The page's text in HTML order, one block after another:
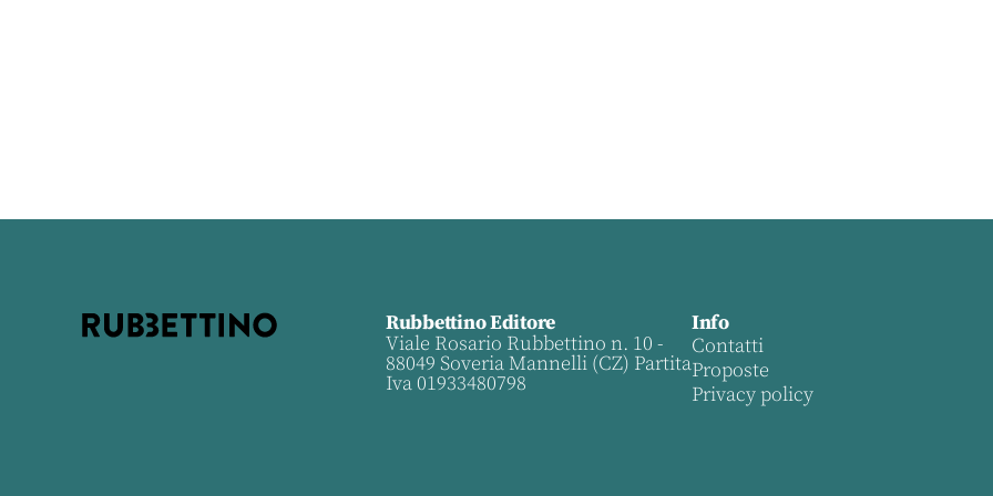
Rubbettino Editore
Viale Rosario Rubbettino n. 10 -
88049 Soveria Mannelli (CZ) Partita
Iva 01933480798
Info
Contatti
Proposte
Privacy policy